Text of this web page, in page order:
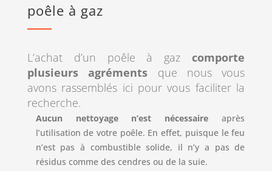
poêle à gaz
L’achat d’un poêle à gaz comporte
plusieurs agréments que nous vous
avons rassemblés ici pour vous faciliter la
recherche.
Aucun nettoyage n’est nécessaire après
l’utilisation de votre poêle. En effet, puisque le feu
n’est pas à combustible solide, il n’y a pas de
résidus comme des cendres ou de la suie.